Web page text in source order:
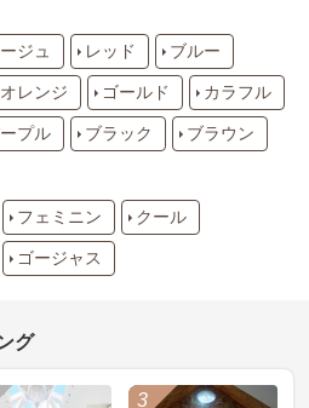
ジュ レッド ブルー
オレンジ ゴールド カラフル
プル ブラック ブラウン
フェミニン クール
ゴージャス
グ